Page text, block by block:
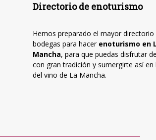
Directorio de enoturismo
Hemos preparado el mayor directorio
bodegas para hacer enoturismo en
Mancha, para que puedas disfrutar
con gran tradición y sumergirte así en
del vino de La Mancha.